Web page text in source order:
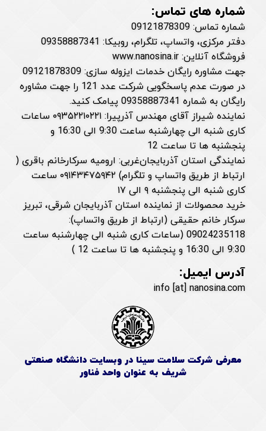
شماره های تماس:
شماره تماس: 09121878309
دفتر مرکزی، واتساپ، تلگرام، روبیکا: 09358887341
فروشگاه آنلاین: www.nanosina.ir
جهت مشاوره رایگان خدمات ایزوله سازی: 09121878309
در صورت عدم پاسخگویی شرکت عدد 121 را جهت مشاوره
رایگان به شماره 09358887341 پیامک کنید.
نماینده شیراز آقای مهندس آذرپیرا: ۰۹۳۵۲۲۱۰۲۲۱ ساعات
کاری شنبه الی چهارشنبه ساعت 9:30 الی 16:30 و
پنجشنبه ها تا ساعت 12
نمایندگی استان آذربایجان‌غربی: ارومیه سرکارخانم باقری (
ارتباط از طریق واتساپ و تلگرام) ۰۹۱۴۳۴۷۵۹۴۲ ساعت
کاری شنبه الی پنجشنبه ۹ الی ۱۷
خرید محصولات از نماینده استان آذربایجان شرقی، تبریز
سرکار خانم حقیقی (ارتباط از طریق واتساپ):
09024235118 (ساعات کاری شنبه الی چهارشنبه ساعت
9:30 الی 16:30 و پنجشنبه ها تا ساعت 12 )
آدرس ایمیل:
info [at] nanosina.com
معرفی شرکت سلامت سینا در وبسایت دانشگاه صنعتی
شریف به عنوان واحد فناور